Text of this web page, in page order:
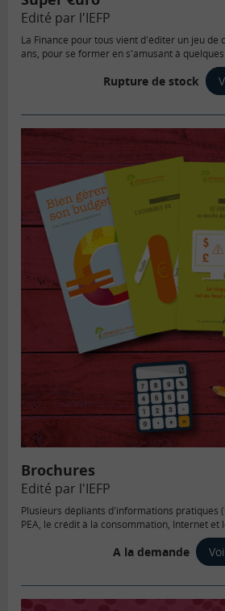
Edité par l'IEFP
La Finance pour tous vient d'éditer un jeu de
ans, pour se former en s'amusant à
Rupture de stock
Brochures
Edité par l'IEFP
Plusieurs dépliants d'informations pratiques
PEA, le crédit à la consommation, Internet et
Tenir ses comptes et faire son budget,…) ont
téléchargeables sur le site internet.
A la demande